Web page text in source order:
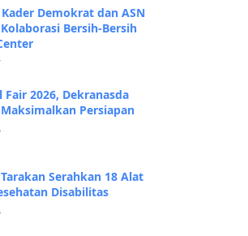
Demokrat dan ASN
Bersih-Bersih
Fair 2026, Dekranasda
Persiapan
Serahkan 18 Alat
Disabilitas